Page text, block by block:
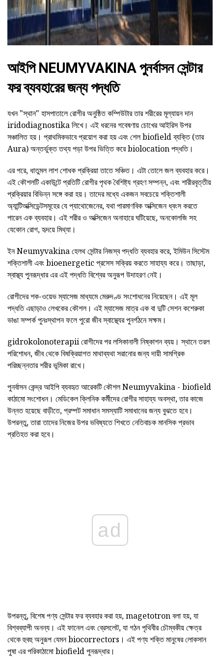
আইপি NEUMYVAKINA পুনর্বাসন সেন্টার
ফর ব্যবহারের জন্য পদ্ধতি
যখন "স্থান" হাসপাতালে রোগীর অনুষ্ঠিত কম্পিউটার তার শরীরের মূল্যায়ন দান
iridodiagnostika লিখে। এই ধরনের গবেষণায় চোখের আইরিস উপর
সঞ্চালিত হয়। প্রাথমিকভাবে প্রয়োগ করা হয় এবং শেল biofield ব্যক্তি (তার
Aura) অন্তর্ভুক্ত তথ্য পড়া উপর ভিত্তি করে biolocation পদ্ধতি।
এর পরে, ধাতুমল লাশ শোধক প্রক্রিয়া তাতে সঞ্চিত। এটা তোলে জল ব্যবহার করে।
এই কৌশলটি একাউন্টে প্রতিটি রোগীর পৃথক বৈশিষ্ট্য গ্রহণ সম্পন্ন, এবং শারীরবৃত্তীয়
প্রক্রিয়ার বিভিন্ন সঙ্গে করা হয়। তাদের মধ্যে একজন সবচেয়ে শক্তিশালী
অ্যান্টিঅক্সিডেন্টসমূহের যে প্যাথোজেনের, যথা পারমাণবিক অক্সিজেন ধ্বংস করতে
পারেন এক ব্যবহার। এই শরীর ও অক্সিজেন অনাহারে ঘটিয়েছে, অনকোলজি সহ
যেকোন রোগ, হৃদয়ে মিথ্যা।
ইন Neumyvakina হেলথ সেন্টার নিজস্ব পদ্ধতি ব্যবহার করে, ইমিউন সিস্টেম
শক্তিশালী এবং bioenergetic প্রসেস সক্রিয় করতে সাহায্য করে। তাছাড়া,
স্বাস্থ্য পুনরূদ্ধার এর এই পদ্ধতি বিশ্বের অনুরূপ উদাহরণ নেই।
রোগীদের শক-ওয়েভ ম্যাসেজ মাধ্যমে মেরুদণ্ড সংশোধনের নিয়েছেন। এই মূল
পদ্ধতি এছাড়াও লেখকের কৌশল। এই ম্যাসেজ মাত্র এক বা দুটি সেশন কশেরুকা
ভাঙা সম্পর্ক পুনঃস্থাপন ফলে পুরো জীব স্বাস্থ্যের পুনর্গঠনে সক্ষম।
gidrokolonoterapii রোগীদের পর লসিকানালী নিষ্কাশন ব্যয়। স্থানে তরল
পরিশোধন, জীব থেকে বিষক্রিয়াগত মাথাব্যথা সরানোর জন্য দায়ী সামগ্রিক
পরিচ্ছন্নতার শরীর ভূমিকা রাখে।
পুনর্বাসন কেন্দ্র আইপি ব্যবহৃত আরেকটি কৌশল Neumyvakina - biofield
কাঠামো সংশোধন। মেডিকেল ক্লিনিক কর্মীদের রোগীর সাহায্য অবস্থা, তার কাজে
উন্নত হয়েছে বাড়ীতে, প্রম্পট সমাধান সমস্যাটি সমাধানের জন্য বুঝতে হবে।
উপরন্তু, তারা তাদের নিজের উপর ভবিষ্যতে শিখতে নেতিবাচক মানসিক প্রভাব
প্রতিহত করা হবে।
ad
উপরন্তু, বিশেষ পণ্য সেন্টার ফর ব্যবহার করা হয়, magetotron বলা হয়, যা
বিশ্বব্যাপী অনন্য। এই ফানেল এবং ব্রেসলেট, যা গঠন পৃথিবীর চৌম্বকীয় ক্ষেত্র
থেকে হুবহু অনুরূপ যেমন biocorrectors। এই পণ্য শক্তি মানুষের লোকসান
পুষা এর পরিকাঠামো biofield পুনরূদ্ধার।